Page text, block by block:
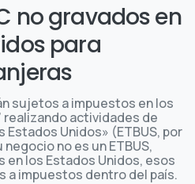
no gravados en
para
sujetos a impuestos en los
realizando actividades de
Unidos» (ETBUS, por
no es un ETBUS,
en los Estados Unidos, esos
a impuestos dentro del país.